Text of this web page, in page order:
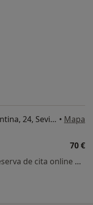
Avenida de la República Argentina, 24, Sevilla • Mapa
70 €
Este especialista no ofrece reserva de cita online en esta dirección.